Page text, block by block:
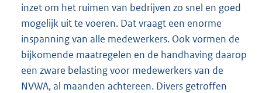
inzet om het ruimen van bedrijven zo snel en goed
mogelijk uit te voeren. Dat vraagt een enorme
inspanning van alle medewerkers. Ook vormen de
bijkomende maatregelen en de handhaving daarop
een zware belasting voor medewerkers van de
NVWA, al maanden achtereen. Divers getroffen